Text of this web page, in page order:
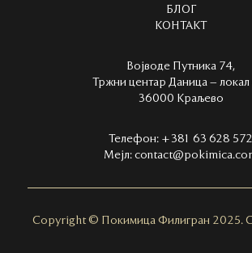
БЛОГ
КОНТАКТ
Војводе Путника 74,
Тржни центар Даница –
36000 Краљево
Телефон: +381 63 628 572
Мејл:
Copyright © Покимица Филигран 2025.